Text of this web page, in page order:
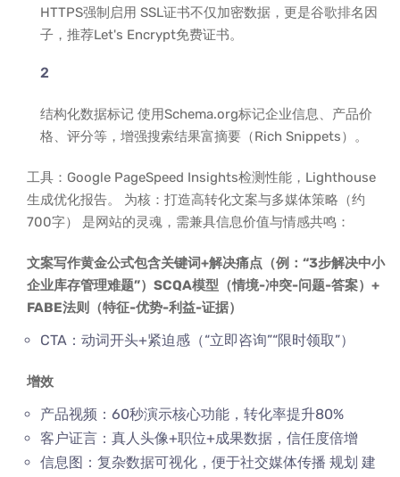
HTTPS强制启用 SSL证书不仅加密数据，更是谷歌排名因
子，推荐Let's Encrypt免费证书。
结构化数据标记 使用Schema.org标记企业信息、产品价
格、评分等，增强搜索结果富摘要（Rich Snippets）。
工具：Google PageSpeed Insights检测性能，Lighthouse
生成优化报告。 为核：打造高转化文案与多媒体策略（约
700字） 是网站的灵魂，需兼具信息价值与情感共鸣：
文案写作黄金公式包含关键词+解决痛点（例：“3步解决中小
企业库存管理难题”）SCQA模型（情境-冲突-问题-答案）+
FABE法则（特征-优势-利益-证据）
CTA：动词开头+紧迫感（“立即咨询”“限时领取”）
增效
产品视频：60秒演示核心功能，转化率提升80%
客户证言：真人头像+职位+成果数据，信任度倍增
信息图：复杂数据可视化，便于社交媒体传播 规划 建